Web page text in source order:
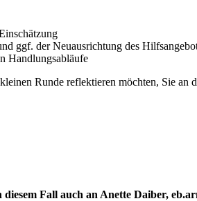
ggf. der Neuausrichtung des
Handlungsabläufe
Runde reflektieren möchten, Sie an
Fall auch an Anette Daiber,